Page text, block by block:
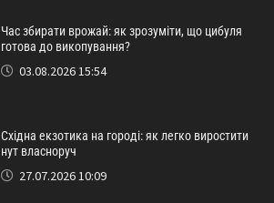
Час збирати врожай: як зрозуміти, що цибуля
готова до викопування?
03.08.2026 15:54
Східна екзотика на городі: як легко виростити
нут власноруч
27.07.2026 10:09